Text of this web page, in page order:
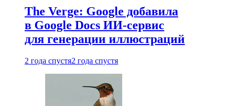
The Verge: Google добавила
в Google Docs ИИ-сервис
для генерации иллюстраций
2 года спустя2 года спустя